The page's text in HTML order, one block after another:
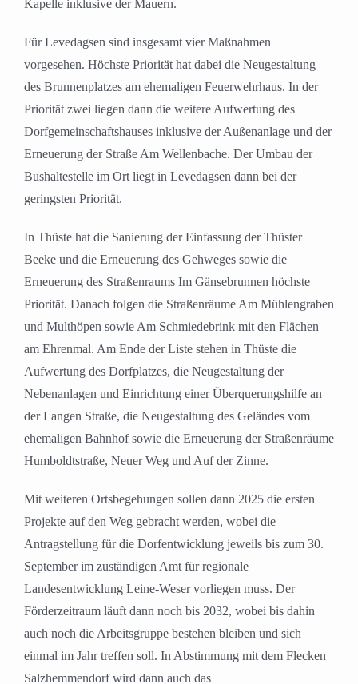
Kapelle inklusive der Mauern.
Für Levedagsen sind insgesamt vier Maßnahmen
vorgesehen. Höchste Priorität hat dabei die Neugestaltung
des Brunnenplatzes am ehemaligen Feuerwehrhaus. In der
Priorität zwei liegen dann die weitere Aufwertung des
Dorfgemeinschaftshauses inklusive der Außenanlage und der
Erneuerung der Straße Am Wellenbache. Der Umbau der
Bushaltestelle im Ort liegt in Levedagsen dann bei der
geringsten Priorität.
In Thüste hat die Sanierung der Einfassung der Thüster
Beeke und die Erneuerung des Gehweges sowie die
Erneuerung des Straßenraums Im Gänsebrunnen höchste
Priorität. Danach folgen die Straßenräume Am Mühlengraben
und Multhöpen sowie Am Schmiedebrink mit den Flächen
am Ehrenmal. Am Ende der Liste stehen in Thüste die
Aufwertung des Dorfplatzes, die Neugestaltung der
Nebenanlagen und Einrichtung einer Überquerungshilfe an
der Langen Straße, die Neugestaltung des Geländes vom
ehemaligen Bahnhof sowie die Erneuerung der Straßenräume
Humboldtstraße, Neuer Weg und Auf der Zinne.
Mit weiteren Ortsbegehungen sollen dann 2025 die ersten
Projekte auf den Weg gebracht werden, wobei die
Antragstellung für die Dorfentwicklung jeweils bis zum 30.
September im zuständigen Amt für regionale
Landesentwicklung Leine-Weser vorliegen muss. Der
Förderzeitraum läuft dann noch bis 2032, wobei bis dahin
auch noch die Arbeitsgruppe bestehen bleiben und sich
einmal im Jahr treffen soll. In Abstimmung mit dem Flecken
Salzhemmendorf wird dann auch das